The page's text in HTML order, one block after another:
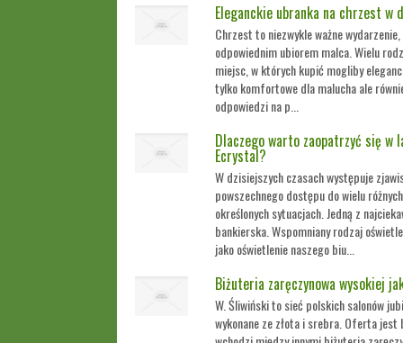
Eleganckie ubranka na chrzest w
Chrzest to niezwykle ważne
odpowiednim ubiorem malca. Wielu
miejsc, w których kupić mogliby
tylko komfortowe dla malucha ale
odpowiedzi na p...
Dlaczego warto zaopatrzyć się w
Ecrystal?
W dzisiejszych czasach występuje
powszechnego dostępu do wielu
określonych sytuacjach. Jedną z
bankierska. Wspomniany rodzaj
jako oświetlenie naszego biu...
Biżuteria zaręczynowa wysokiej
W. Śliwiński to sieć polskich salonów
wykonane ze złota i srebra. Oferta jest